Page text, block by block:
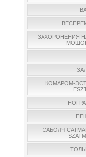
ВЕСПРЕМ
ЗАХОРОНЕНИЯ
КОМАРОМ-
САБОЛЧ-